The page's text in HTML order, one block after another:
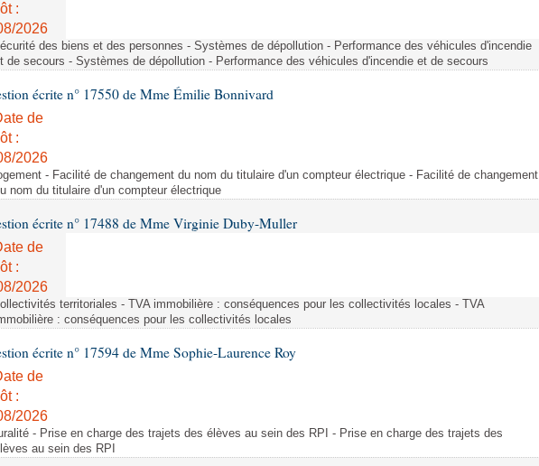
:
2026
des biens et des personnes - Systèmes de dépollution - Performance des véhicules d'incendie
de secours - Systèmes de dépollution - Performance des véhicules d'incendie et de secours
écrite n° 17550 de Mme Émilie Bonnivard
de
:
2026
- Facilité de changement du nom du titulaire d'un compteur électrique - Facilité de changement
nom du titulaire d'un compteur électrique
écrite n° 17488 de Mme Virginie Duby-Muller
de
:
2026
territoriales - TVA immobilière : conséquences pour les collectivités locales - TVA
: conséquences pour les collectivités locales
écrite n° 17594 de Mme Sophie-Laurence Roy
de
:
2026
- Prise en charge des trajets des élèves au sein des RPI - Prise en charge des trajets des
au sein des RPI